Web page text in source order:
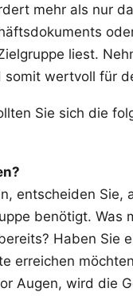
mehr als nur
liest.
wertvoll für
Sie sich die
entscheiden Sie,
benötigt. Was
Haben Sie
erreichen
Augen, wird die